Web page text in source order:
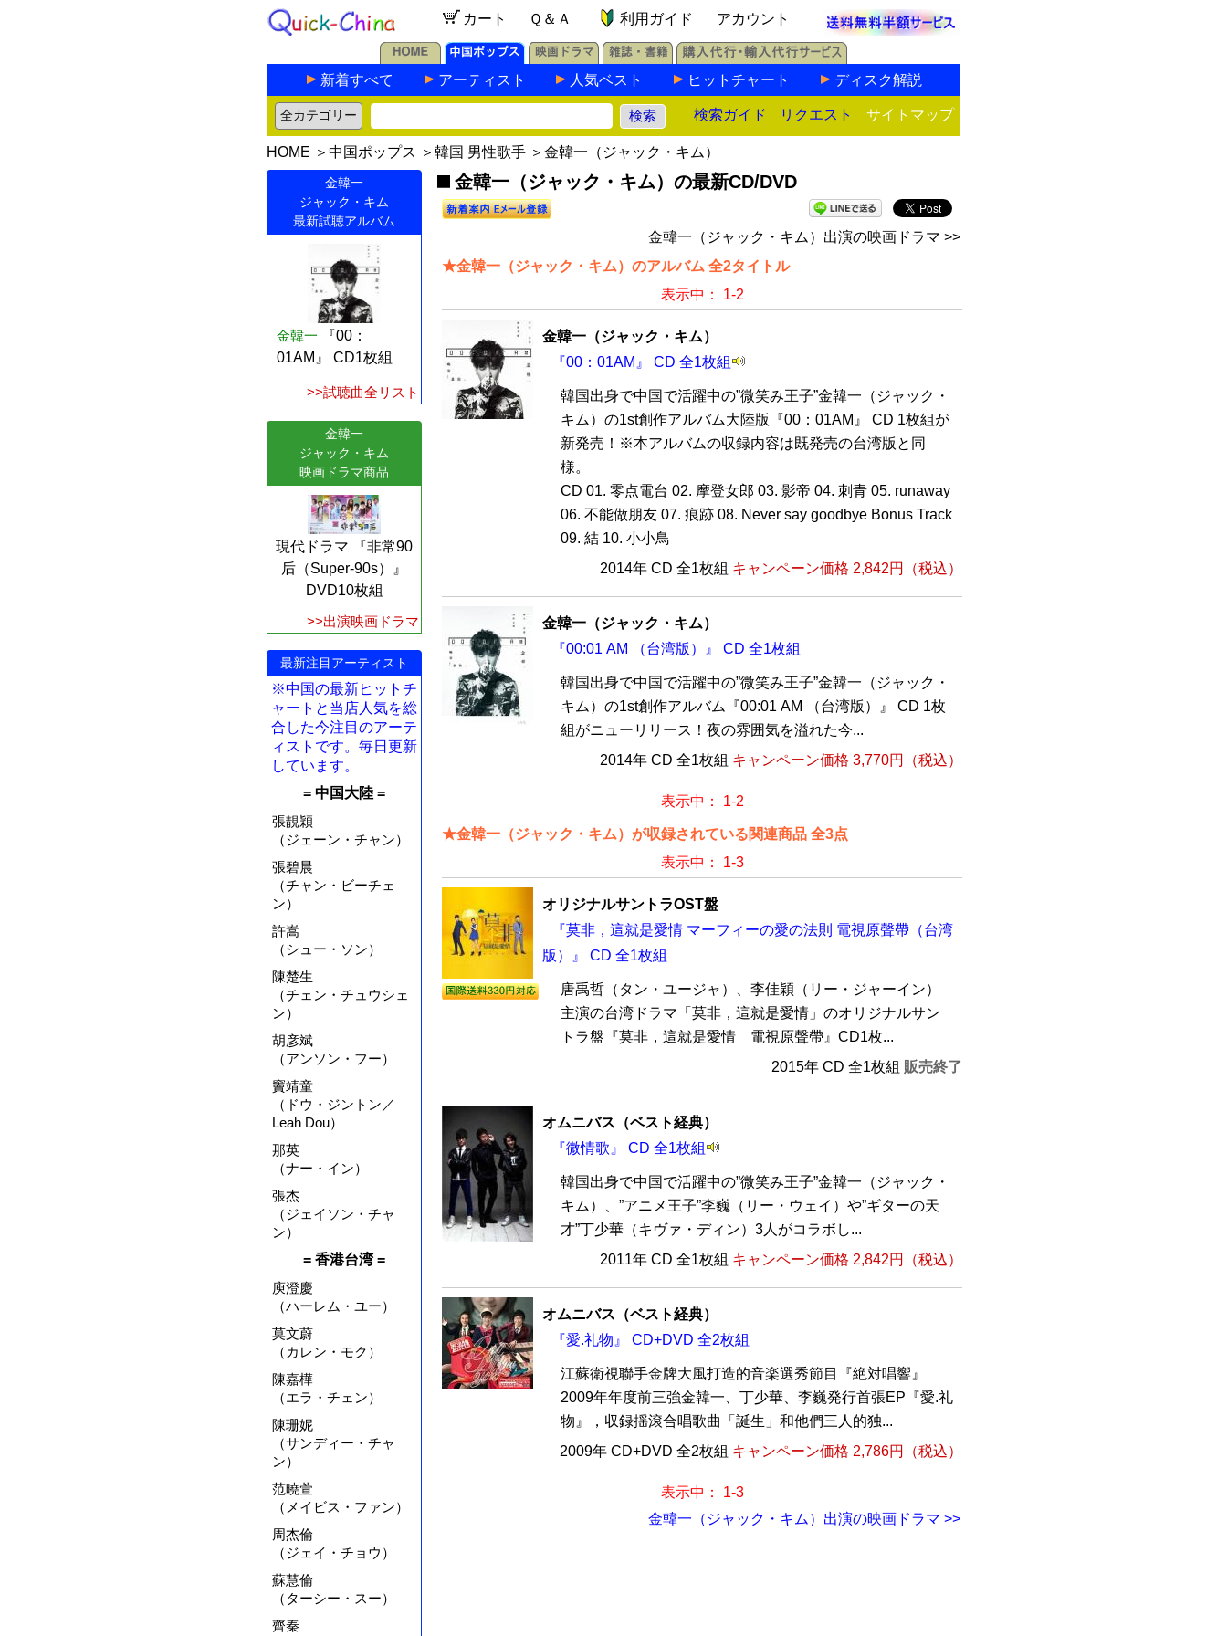
カート Ｑ＆Ａ 利用ガイド アカウント
新着すべて アーティスト 人気ベスト ヒットチャート ディスク解説
検索ガイド リクエスト サイトマップ
HOME ＞ 中国ポップス ＞ 韓国 男性歌手 ＞金韓一（ジャック・キム）
金韓一
ジャック・キム
最新試聴アルバム
金韓一
『00：
01AM』 CD1枚組
>>試聴曲全リスト
金韓一
ジャック・キム
映画ドラマ商品
現代ドラマ 『非常90
后（Super-90s）』
DVD10枚組
>>出演映画ドラマ
最新注目アーティスト
※中国の最新ヒットチ
ャートと当店人気を総
合した今注目のアーテ
ィストです。毎日更新
しています。
= 中国大陸 =
張靚穎
（ジェーン・チャン）
張碧晨
（チャン・ビーチェ
ン）
許嵩
（シュー・ソン）
陳楚生
（チェン・チュウシェ
ン）
胡彦斌
（アンソン・フー）
竇靖童
（ドウ・ジントン／
Leah Dou）
那英
（ナー・イン）
張杰
（ジェイソン・チャ
ン）
= 香港台湾 =
庾澄慶
（ハーレム・ユー）
莫文蔚
（カレン・モク）
陳嘉樺
（エラ・チェン）
陳珊妮
（サンディー・チャ
ン）
范曉萱
（メイビス・ファン）
周杰倫
（ジェイ・チョウ）
蘇慧倫
（ターシー・スー）
齊秦
金韓一（ジャック・キム）の最新CD/DVD
金韓一（ジャック・キム）出演の映画ドラマ >>
★金韓一（ジャック・キム）のアルバム 全2タイトル
表示中： 1-2
金韓一（ジャック・キム）
『00：01AM』 CD 全1枚組
韓国出身で中国で活躍中の”微笑み王子”金韓一（ジャック・
キム）の1st創作アルバム大陸版『00：01AM』 CD 1枚組が
新発売！※本アルバムの収録内容は既発売の台湾版と同
様。
CD 01. 零点電台 02. 摩登女郎 03. 影帝 04. 刺青 05. runaway
06. 不能做朋友 07. 痕跡 08. Never say goodbye Bonus Track
09. 結 10. 小小鳥
2014年 CD 全1枚組 キャンペーン価格 2,842円（税込）
金韓一（ジャック・キム）
『00:01 AM （台湾版）』 CD 全1枚組
韓国出身で中国で活躍中の”微笑み王子”金韓一（ジャック・
キム）の1st創作アルバム『00:01 AM （台湾版）』 CD 1枚
組がニューリリース！夜の雰囲気を溢れた今...
2014年 CD 全1枚組 キャンペーン価格 3,770円（税込）
表示中： 1-2
★金韓一（ジャック・キム）が収録されている関連商品 全3点
表示中： 1-3
オリジナルサントラOST盤
『莫非，這就是愛情 マーフィーの愛の法則 電視原聲帶（台湾
版）』 CD 全1枚組
唐禹哲（タン・ユージャ）、李佳穎（リー・ジャーイン）
主演の台湾ドラマ「莫非，這就是愛情」のオリジナルサン
トラ盤『莫非，這就是愛情 電視原聲帶』CD1枚...
2015年 CD 全1枚組 販売終了
オムニバス（ベスト経典）
『微情歌』 CD 全1枚組
韓国出身で中国で活躍中の”微笑み王子”金韓一（ジャック・
キム）、”アニメ王子”李巍（リー・ウェイ）や”ギターの天
才”丁少華（キヴァ・ディン）3人がコラボし...
2011年 CD 全1枚組 キャンペーン価格 2,842円（税込）
オムニバス（ベスト経典）
『愛.礼物』 CD+DVD 全2枚組
江蘇衛視聯手金牌大風打造的音楽選秀節目『絶対唱響』
2009年年度前三強金韓一、丁少華、李巍発行首張EP『愛.礼
物』，収録揺滾合唱歌曲「誕生」和他們三人的独...
2009年 CD+DVD 全2枚組 キャンペーン価格 2,786円（税込）
表示中： 1-3
金韓一（ジャック・キム）出演の映画ドラマ >>